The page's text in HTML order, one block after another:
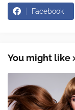
Facebook
You might like